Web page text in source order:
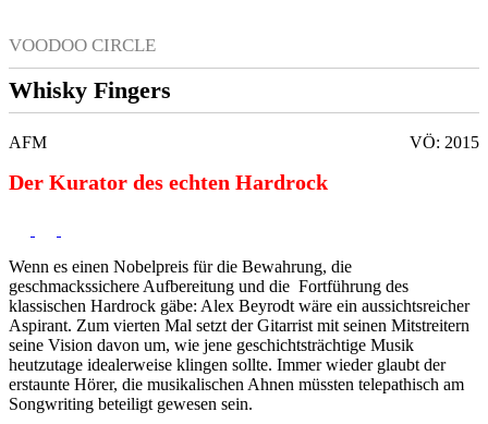
VOODOO CIRCLE
Whisky Fingers
AFM VÖ: 2015
Der Kurator des echten Hardrock
Wenn es einen Nobelpreis für die Bewahrung, die
geschmackssichere Aufbereitung und die Fortführung des
klassischen Hardrock gäbe: Alex Beyrodt wäre ein aussichtsreicher
Aspirant. Zum vierten Mal setzt der Gitarrist mit seinen Mitstreitern
seine Vision davon um, wie jene geschichtsträchtige Musik
heutzutage idealerweise klingen sollte. Immer wieder glaubt der
erstaunte Hörer, die musikalischen Ahnen müssten telepathisch am
Songwriting beteiligt gewesen sein.